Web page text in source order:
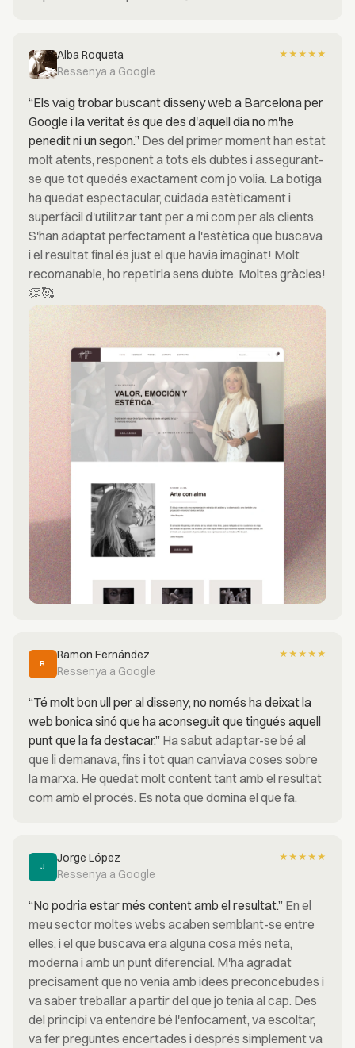
Alba Roqueta
Ressenya a Google
★ ★ ★ ★ ★
“Els vaig trobar buscant disseny web a Barcelona per
Google i la veritat és que des d'aquell dia no m'he
penedit ni un segon.” Des del primer moment han estat
molt atents, responent a tots els dubtes i assegurant-
se que tot quedés exactament com jo volia. La botiga
ha quedat espectacular, cuidada estèticament i
superfàcil d'utilitzar tant per a mi com per als clients.
S'han adaptat perfectament a l'estètica que buscava
i el resultat final és just el que havia imaginat! Molt
recomanable, ho repetiria sens dubte. Moltes gràcies!
👏🥰
R
Ramon Fernández
Ressenya a Google
★ ★ ★ ★ ★
“Té molt bon ull per al disseny; no només ha deixat la
web bonica sinó que ha aconseguit que tingués aquell
punt que la fa destacar.” Ha sabut adaptar-se bé al
que li demanava, fins i tot quan canviava coses sobre
la marxa. He quedat molt content tant amb el resultat
com amb el procés. Es nota que domina el que fa.
J
Jorge López
Ressenya a Google
★ ★ ★ ★ ★
“No podria estar més content amb el resultat.” En el
meu sector moltes webs acaben semblant-se entre
elles, i el que buscava era alguna cosa més neta,
moderna i amb un punt diferencial. M'ha agradat
precisament que no venia amb idees preconcebudes i
va saber treballar a partir del que jo tenia al cap. Des
del principi va entendre bé l'enfocament, va escoltar,
va fer preguntes encertades i després simplement va